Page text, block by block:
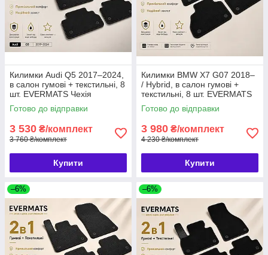
Килимки Audi Q5 2017–2024,
в салон гумові + текстильні, 8
шт. EVERMATS Чехія
(PT221224)
Готово до відправки
3 530 ₴/комплект
3 760 ₴/комплект
Купити
Килимки BMW X7 G07 2018–
/ Hybrid, в салон гумові +
текстильні, 8 шт. EVERMATS
Чехія (PT222722FL)
Готово до відправки
3 980 ₴/комплект
4 230 ₴/комплект
Купити
–6% –6%